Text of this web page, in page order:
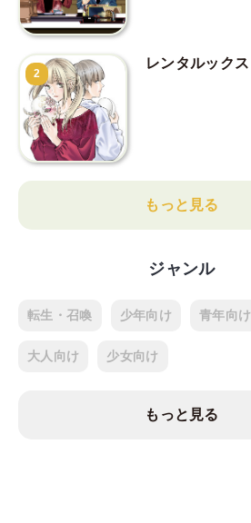
2
レンタルックス
もっと見る
ジャンル
転生・召喚 少年向け 青年向け
大人向け 少女向け
もっと見る